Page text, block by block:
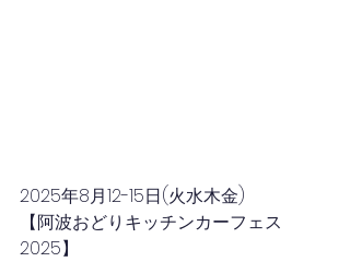
2025年8月12-15日(火水木金)
【阿波おどりキッチンカーフェス
2025】